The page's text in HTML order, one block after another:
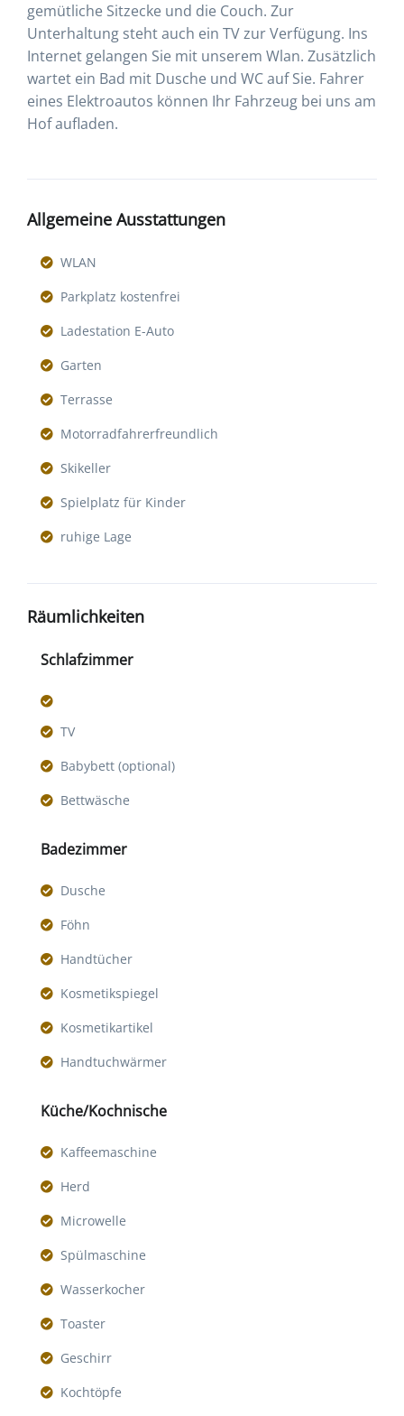
gemütliche Sitzecke und die Couch. Zur
Unterhaltung steht auch ein TV zur Verfügung. Ins
Internet gelangen Sie mit unserem Wlan. Zusätzlich
wartet ein Bad mit Dusche und WC auf Sie. Fahrer
eines Elektroautos können Ihr Fahrzeug bei uns am
Hof aufladen.
Allgemeine Ausstattungen
WLAN
Parkplatz kostenfrei
Ladestation E-Auto
Garten
Terrasse
Motorradfahrerfreundlich
Skikeller
Spielplatz für Kinder
ruhige Lage
Räumlichkeiten
Schlafzimmer
TV
Babybett (optional)
Bettwäsche
Badezimmer
Dusche
Föhn
Handtücher
Kosmetikspiegel
Kosmetikartikel
Handtuchwärmer
Küche/Kochnische
Kaffeemaschine
Herd
Microwelle
Spülmaschine
Wasserkocher
Toaster
Geschirr
Kochtöpfe